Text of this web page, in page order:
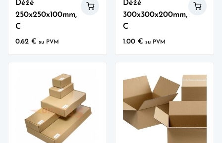
Dėžė
250x250x100mm,
C
0.62€ su PVM
Dėžė
300x300x200mm,
C
1.00 € su PVM